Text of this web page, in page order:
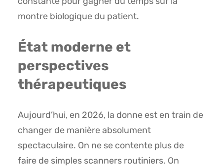
montre biologique du patient.
État moderne et
perspectives
thérapeutiques
Aujourd’hui, en 2026, la donne est en train de
changer de manière absolument
spectaculaire. On ne se contente plus de
faire de simples scanners routiniers. On